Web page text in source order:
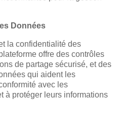
Données
la confidentialité des
offre des contrôles
de partage sécurisé, et des
qui aident les
avec les
à protéger leurs informations